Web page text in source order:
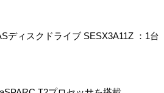
ディスクドライブ SESX3A11Z ：1台